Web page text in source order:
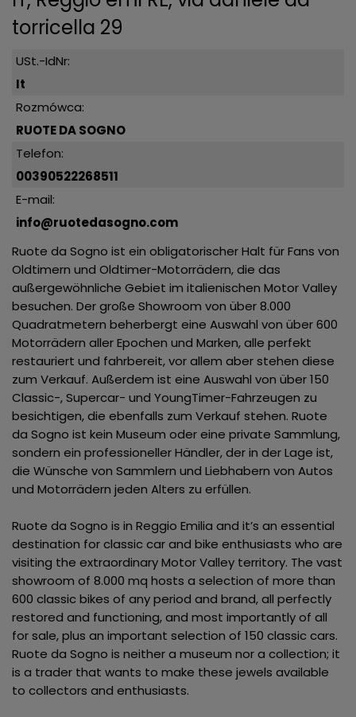
torricella 29
USt.-IdNr:
It
Rozmówca:
RUOTE DA SOGNO
Telefon:
00390522268511
E-mail:
info@ruotedasogno.com
Ruote da Sogno ist ein obligatorischer Halt für Fans von
Oldtimern und Oldtimer-Motorrädern, die das
außergewöhnliche Gebiet im italienischen Motor Valley
besuchen. Der große Showroom von über 8.000
Quadratmetern beherbergt eine Auswahl von über 600
Motorrädern aller Epochen und Marken, alle perfekt
restauriert und fahrbereit, vor allem aber stehen diese
zum Verkauf. Außerdem ist eine Auswahl von über 150
Classic-, Supercar- und YoungTimer-Fahrzeugen zu
besichtigen, die ebenfalls zum Verkauf stehen. Ruote
da Sogno ist kein Museum oder eine private Sammlung,
sondern ein professioneller Händler, der in der Lage ist,
die Wünsche von Sammlern und Liebhabern von Autos
und Motorrädern jeden Alters zu erfüllen.
Ruote da Sogno is in Reggio Emilia and it’s an essential
destination for classic car and bike enthusiasts who are
visiting the extraordinary Motor Valley territory. The vast
showroom of 8.000 mq hosts a selection of more than
600 classic bikes of any period and brand, all perfectly
restored and functioning, and most importantly of all
for sale, plus an important selection of 150 classic cars.
Ruote da Sogno is neither a museum nor a collection; it
is a trader that wants to make these jewels available
to collectors and enthusiasts.